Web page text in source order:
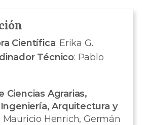
Científica: Erika G.
Técnico: Pablo
Ciencias Agrarias,
Arquitectura y
: Mauricio Henrich, Germán